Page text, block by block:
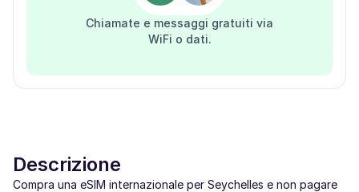
Chiamate e messaggi gratuiti via
WiFi o dati.
Descrizione
Compra una eSIM internazionale per Seychelles e non pagare